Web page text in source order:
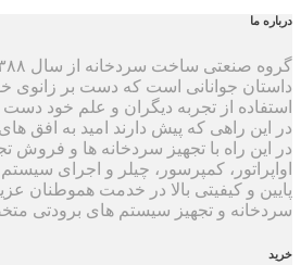
درباره ما
داستان جوانانی است که دست بر زانوی
استفاده از تجربه دیگران و علم خود دست
در این راهی که پیش دارند امید به افق
در این راه با تجهیز سردخانه ها و فروش
اواپراتور، کمپرسور، چیلر و اجرای
پایین و کیفیتی بالا در خدمت هموطنان
سردخانه و تجهیز سیستم های برودتی
خرید